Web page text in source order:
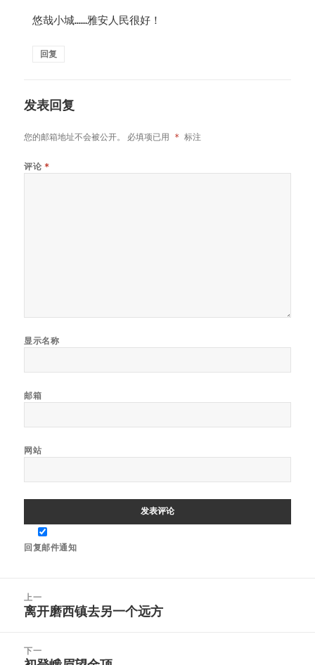
悠哉小城……雅安人民很好！
回复
发表回复
您的邮箱地址不会被公开。 必填项已用 * 标注
评论 *
显示名称
邮箱
网站
回复邮件通知
上一
上
文
离开磨西镇去另一个远方
下一